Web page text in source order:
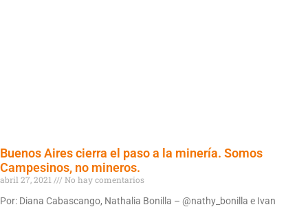
Buenos Aires cierra el paso a la minería. Somos
Campesinos, no mineros.
abril 27, 2021
No hay comentarios
Por: Diana Cabascango, Nathalia Bonilla – @nathy_bonilla e Ivan